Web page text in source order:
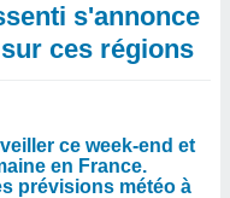
s'annonce
ces régions
ce week-end et
en France.
prévisions météo à